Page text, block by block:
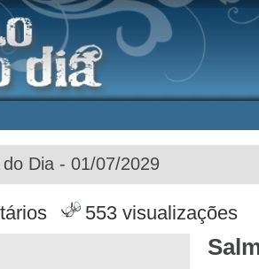
Dia - 01/07/2029
553 visualizações